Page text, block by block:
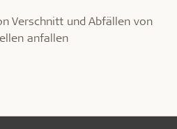
Verschnitt und Abfällen von
anfallen